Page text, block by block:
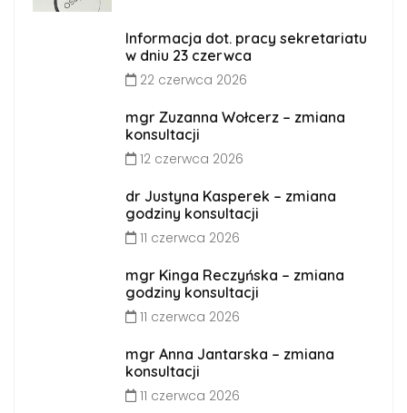
Informacja dot. pracy sekretariatu
w dniu 23 czerwca
22 czerwca 2026
mgr Zuzanna Wołcerz – zmiana
konsultacji
12 czerwca 2026
dr Justyna Kasperek – zmiana
godziny konsultacji
11 czerwca 2026
mgr Kinga Reczyńska – zmiana
godziny konsultacji
11 czerwca 2026
mgr Anna Jantarska – zmiana
konsultacji
11 czerwca 2026